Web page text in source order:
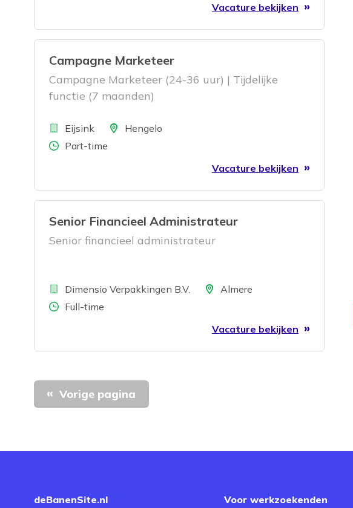
Vacature bekijken
Campagne Marketeer
Campagne Marketeer (24-36 uur) | Tijdelijke
functie (7 maanden)
BedrijfEijsink LocatieHengelo
Aantal uren
Part-time
Vacature bekijken
Senior Financieel Administrateur
Senior financieel administrateur
BedrijfDimensio Verpakkingen B.V. LocatieAlmere
Aantal uren
Full-time
Vacature bekijken
Vorige pagina
deBanenSite.nl Voor werkzoekenden